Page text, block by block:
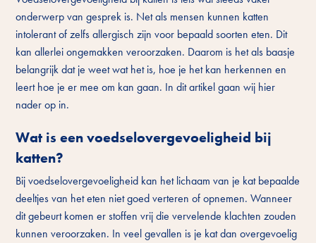
onderwerp van gesprek is. Net als mensen kunnen katten
intolerant of zelfs allergisch zijn voor bepaald soorten eten. Dit
kan allerlei ongemakken veroorzaken. Daarom is het als baasje
belangrijk dat je weet wat het is, hoe je het kan herkennen en
leert hoe je er mee om kan gaan. In dit artikel gaan wij hier
nader op in.
Wat is een voedselovergevoeligheid bij
katten?
Bij voedselovergevoeligheid kan het lichaam van je kat bepaalde
deeltjes van het eten niet goed verteren of opnemen. Wanneer
dit gebeurt komen er stoffen vrij die vervelende klachten zouden
kunnen veroorzaken. In veel gevallen is je kat dan overgevoelig